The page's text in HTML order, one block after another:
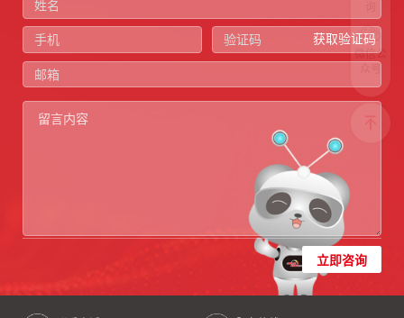
微信公
众号
获取验证码
立即咨询